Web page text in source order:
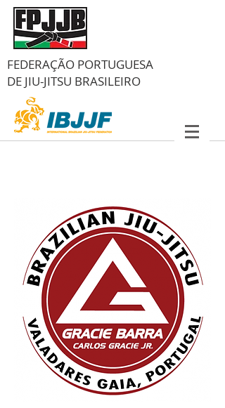
FEDERAÇÃO PORTUGUESA
DE JIU-JITSU BRASILEIRO